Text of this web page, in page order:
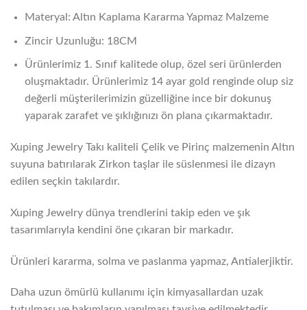
Materyal: Altın Kaplama Kararma Yapmaz Malzeme
Zincir Uzunluğu: 18CM
Ürünlerimiz 1. Sınıf kalitede olup, özel seri ürünlerden
oluşmaktadır. Ürünlerimiz 14 ayar gold renginde olup siz
değerli müşterilerimizin güzelliğine ince bir dokunuş
yaparak zarafet ve şıklığınızı ön plana çıkarmaktadır.
Xuping Jewelry Takı kaliteli Çelik ve Pirinç malzemenin Altın
suyuna batırılarak Zirkon taşlar ile süslenmesi ile dizayn
edilen seçkin takılardır.
Xuping Jewelry dünya trendlerini takip eden ve şık
tasarımlarıyla kendini öne çıkaran bir markadır.
Ürünleri kararma, solma ve paslanma yapmaz, Antialerjiktir.
Daha uzun ömürlü kullanımı için kimyasallardan uzak